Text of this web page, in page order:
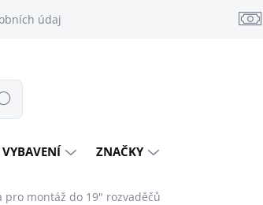
údajů
ZNAČKY
pro montáž do 19" rozvaděčů